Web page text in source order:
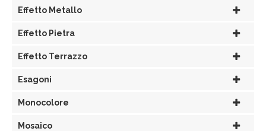
Effetto Metallo
Effetto Pietra
Effetto Terrazzo
Esagoni
Monocolore
Mosaico